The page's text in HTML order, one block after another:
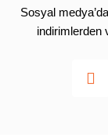
Sosyal
indirimlerden